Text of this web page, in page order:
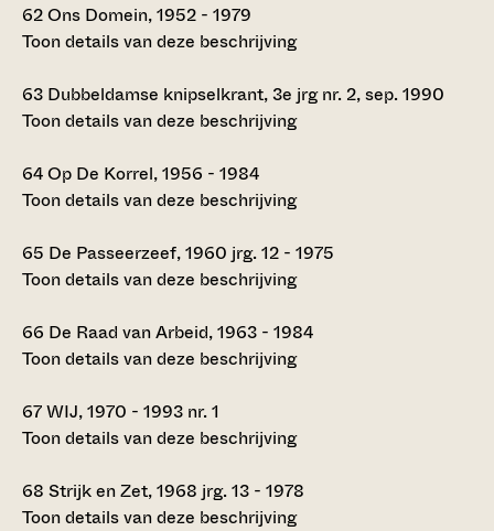
62Ons Domein, 1952 - 1979
Toon details van deze beschrijving
63 Dubbeldamse knipselkrant, 3e jrg nr. 2, sep. 1990
Toon details van deze beschrijving
64Op De Korrel, 1956 - 1984
Toon details van deze beschrijving
65 De Passeerzeef, 1960 jrg. 12 - 1975
Toon details van deze beschrijving
66 De Raad van Arbeid, 1963 - 1984
Toon details van deze beschrijving
67WIJ, 1970 - 1993 nr. 1
Toon details van deze beschrijving
68 Strijk en Zet, 1968 jrg. 13 - 1978
Toon details van deze beschrijving